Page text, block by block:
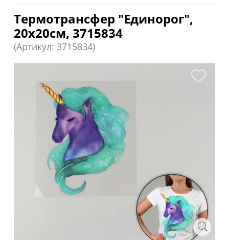
Термотрансфер "Единорог",
20х20см, 3715834
(Артикул: 3715834)